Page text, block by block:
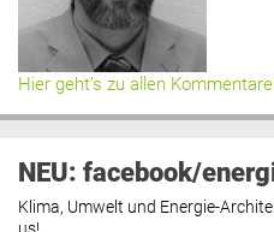
Hier geht’s zu allen
NEU: facebook/
Klima, Umwelt und Energie-